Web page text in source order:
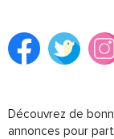
Découvrez de
annonces pour